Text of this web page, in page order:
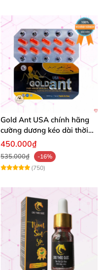
Gold Ant USA chính hãng
cường dương kéo dài thời
gian - Kiến Vàng Đen Tây
450.000₫
535.000₫
-16%
(750)